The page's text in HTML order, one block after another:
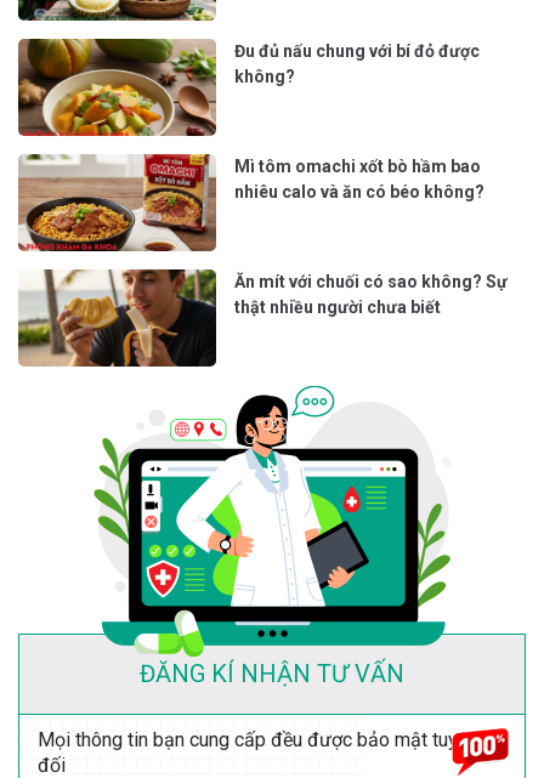
Đu đủ nấu chung với bí đỏ được
không?
Mì tôm omachi xốt bò hầm bao
nhiêu calo và ăn có béo không?
Ăn mít với chuối có sao không? Sự
thật nhiều người chưa biết
ĐĂNG KÍ NHẬN TƯ VẤN
Mọi thông tin bạn cung cấp đều được bảo mật tuyệt
đối